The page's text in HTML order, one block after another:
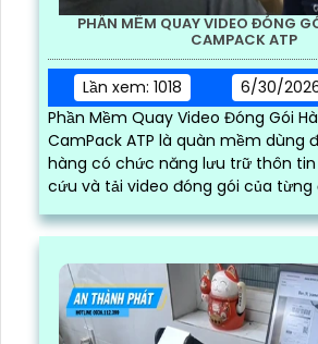
PHẦN MỀM QUAY VIDEO ĐÓNG
CAMPACK ATP
Lần xem: 1018
6/30/2026
Phần Mềm Quay Video Đóng Gói
CamPack ATP là quàn mềm dùng
hàng có chức năng lưu trữ thôn
cứu và tải video đóng gói của
và nhanh chóng